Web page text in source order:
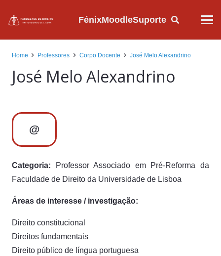
FénixMoodleSuporte
Home Professores Corpo Docente José Melo Alexandrino
José Melo Alexandrino
@
Categoria:
Professor Associado em Pré-Reforma da
Faculdade de Direito da Universidade de Lisboa
Áreas de interesse / investigação:
Direito constitucional
Direitos fundamentais
Direito público de língua portuguesa